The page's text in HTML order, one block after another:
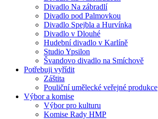
Divadlo Na zábradlí
Divadlo pod Palmovkou
Divadlo Spejbla a Hurvínka
Divadlo v Dlouhé
Hudební divadlo v Karlíně
Studio Ypsilon
Švandovo divadlo na Smíchově
Potřebuji vyřídit
Záštita
Pouliční umělecké veřejné produkce
Výbor a komise
Výbor pro kulturu
Komise Rady HMP